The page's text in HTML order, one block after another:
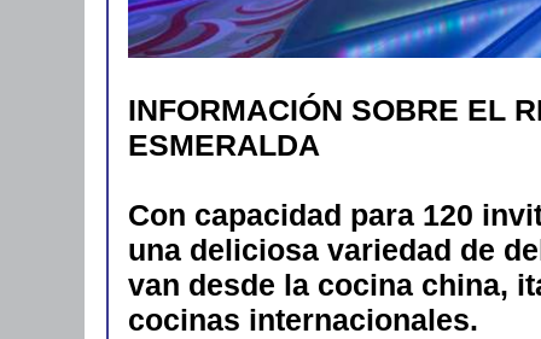
INFORMACIÓN SOBRE EL
ESMERALDA
Con capacidad para 120
una deliciosa variedad de
van desde la cocina china,
cocinas internacionales.